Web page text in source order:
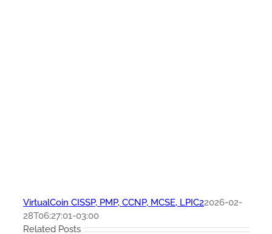
VirtualCoin CISSP, PMP, CCNP, MCSE, LPIC22026-02-
28T06:27:01-03:00
Related Posts